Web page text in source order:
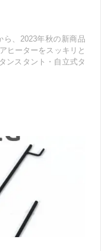
ら、2023年秋の新商品
ヒーターをスッキリと
ンスタント・自立式タ